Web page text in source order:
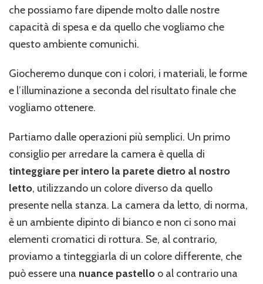
che possiamo fare dipende molto dalle nostre
capacità di spesa e da quello che vogliamo che
questo ambiente comunichi.
Giocheremo dunque con i colori, i materiali, le forme
e l’illuminazione a seconda del risultato finale che
vogliamo ottenere.
Partiamo dalle operazioni più semplici. Un primo
consiglio per arredare la camera è quella di
tinteggiare per intero la parete dietro al nostro
letto, utilizzando un colore diverso da quello
presente nella stanza. La camera da letto, di norma,
è un ambiente dipinto di bianco e non ci sono mai
elementi cromatici di rottura. Se, al contrario,
proviamo a tinteggiarla di un colore differente, che
può essere una nuance pastello o al contrario una